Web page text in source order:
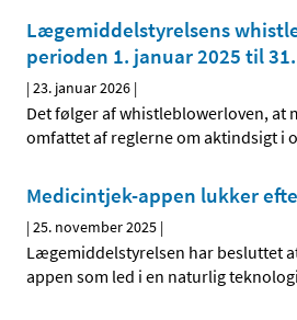
Lægemiddelstyrelsens
perioden 1. januar 2025 til
|23. januar 2026 |
Det følger af whistleblowerloven, at
omfattet af reglerne om aktindsigt i
Medicintjek-appen lukker
|25. november 2025 |
Lægemiddelstyrelsen har besluttet
appen som led i en naturlig